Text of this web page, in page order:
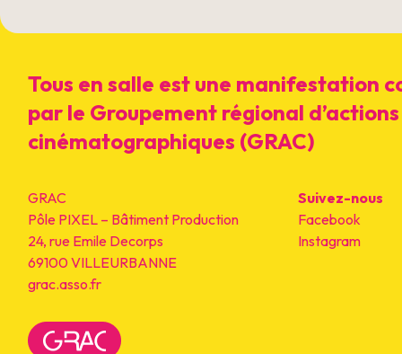
Tous en salle est une manifestation
par le Groupement régional d’actions
cinématographiques (GRAC)
GRAC
Pôle PIXEL – Bâtiment Production
24, rue Emile Decorps
69100 VILLEURBANNE
grac.asso.fr
Suivez-nous
Facebook
Instagram